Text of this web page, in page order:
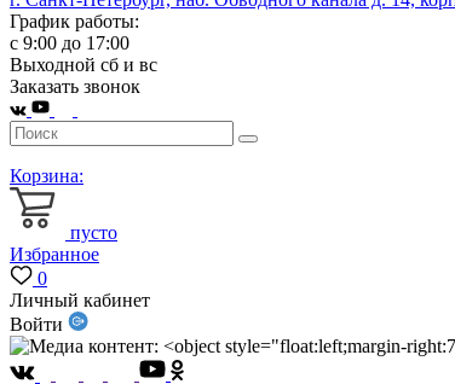
График работы:
с 9:00 до 17:00
Выходной сб и вс
Заказать звонок
Корзина:
пусто
Избранное
0
Личный кабинет
Войти